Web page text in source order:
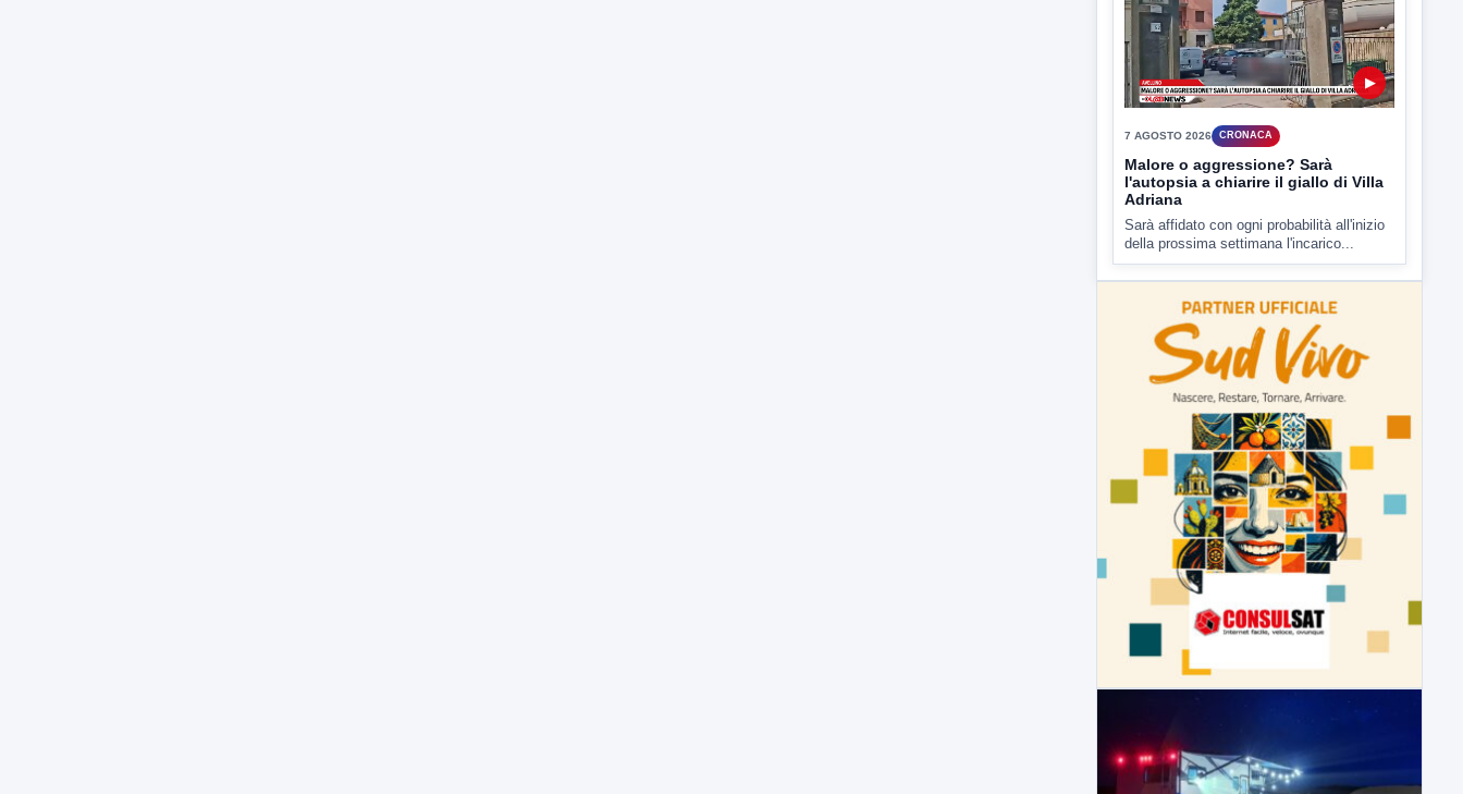
Nessuna nuova moria di pesci e nessuna
criticità igienico-sanitaria nel...
ipotesi duplice omicidio stradale
Incidente mortale a Ponte Valentino,
indagato il 21enne alla guida...
7 AGOSTO 2026 CRONACA
Malore o aggressione? Sarà
l'autopsia a chiarire il giallo di Villa
Sarà affidato con ogni probabilità all'inizio
della prossima settimana l'incarico...